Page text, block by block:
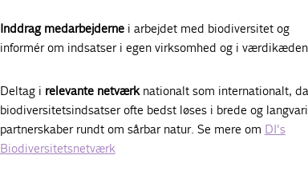
Inddrag medarbejdernei arbejdet med biodiversitet og
informér om indsatser i egen virksomhed og i
Deltag i relevante netværknationalt som internationalt, da
biodiversitetsindsatser ofte bedst løses i brede og
partnerskaber rundt om sårbar natur. Se mere om DI's
Biodiversitetsnetværk